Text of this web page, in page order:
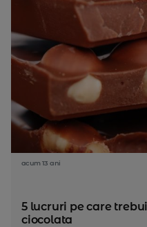
acum 13 ani
5 lucruri pe care
ciocolata